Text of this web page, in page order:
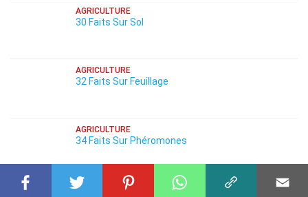
AGRICULTURE
30 Faits Sur Sol
AGRICULTURE
32 Faits Sur Feuillage
AGRICULTURE
34 Faits Sur Phéromones
AGRICULTURE